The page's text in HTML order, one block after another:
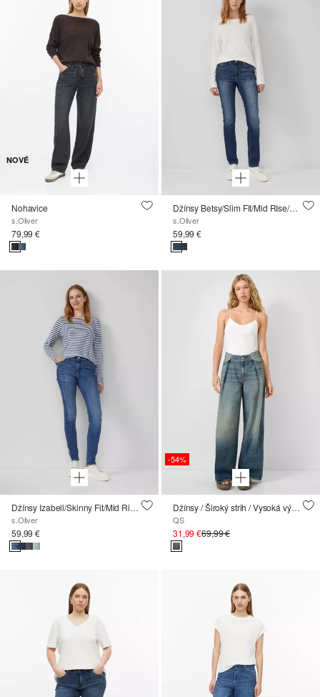
NOVÉ
Nohavice
s.Oliver
79,99 €
Džínsy Betsy/Slim Fit/Mid RIse/Slim Leg/5 vreciek
s.Oliver
59,99 €
Džínsy Izabell/Skinny Fit/Mid Rise/Skinny Leg
s.Oliver
59,99 €
-54%
Džínsy / Široký strih / Vysoká výška / Široké nohavice
QS
31,99 €69,99 €